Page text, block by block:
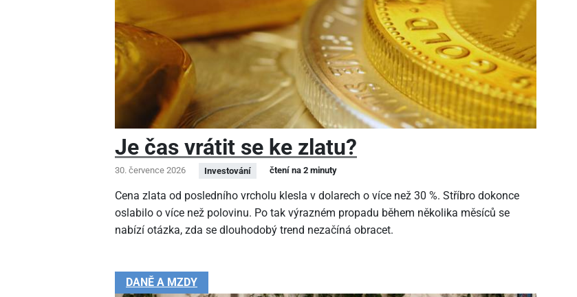
Je čas vrátit se ke zlatu?
30. července 2026 Investování čtení na 2 minuty
Cena zlata od posledního vrcholu klesla v dolarech o více než 30 %. Stříbro dokonce
oslabilo o více než polovinu. Po tak výrazném propadu během několika měsíců se
nabízí otázka, zda se dlouhodobý trend nezačíná obracet.
DANĚ A MZDY